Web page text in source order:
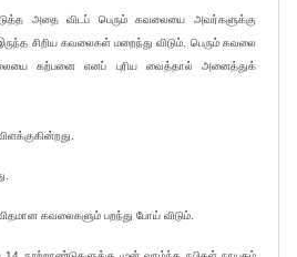
அதை விடப் பெரும் கவலையை அவர்களுக்கு
சிறிய கவலைகள் மறைந்து விடும். பெரும் கவலை
கற்பனை எனப் புரிய வைத்தால் அனைத்துக்
கவலைகளும் பறந்து போய் விடும்.